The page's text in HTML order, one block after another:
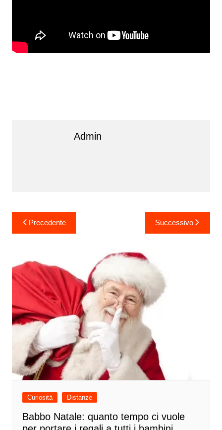
Admin
Navigazione
articoli
Precedente Successivo
Curiosità Distanze
Babbo Natale: quanto tempo ci vuole